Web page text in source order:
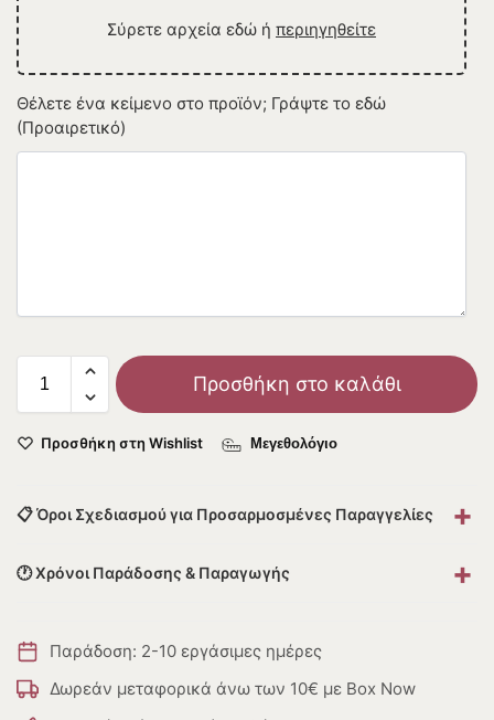
Σύρετε αρχεία εδώ ή περιηγηθείτε
Θέλετε ένα κείμενο στο προϊόν; Γράψτε το εδώ
(Προαιρετικό)
Προσθήκη στο καλάθι
Προσθήκη στη Wishlist Μεγεθολόγιο
📋 Όροι Σχεδιασμού για Προσαρμοσμένες Παραγγελίες +
🕐 Χρόνοι Παράδοσης & Παραγωγής +
Παράδοση: 2-10 εργάσιμες ημέρες
Δωρεάν μεταφορικά άνω των 10€ με Box Now